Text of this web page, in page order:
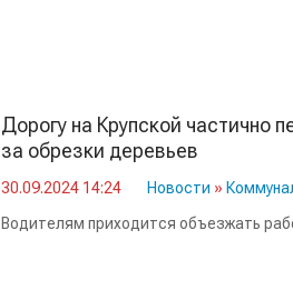
Дорогу на Крупской частично
за обрезки деревьев
30.09.2024 14:24 Новости »
Водителям приходится объезжать